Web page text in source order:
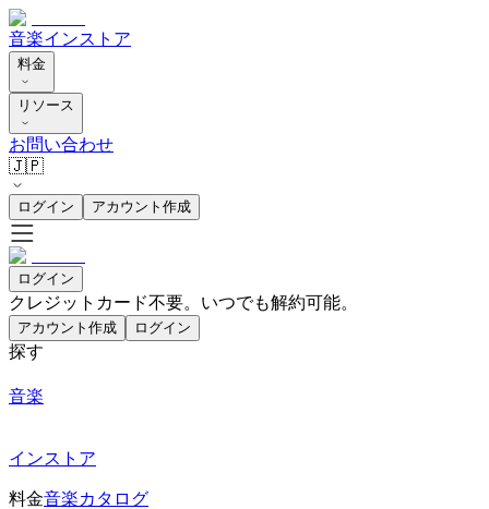
音楽インストア
料金
リソース
お問い合わせ
🇯🇵
ログイン アカウント作成
ログイン
クレジットカード不要。いつでも解約可能。
アカウント作成 ログイン
探す
音楽
インストア
料金音楽カタログ